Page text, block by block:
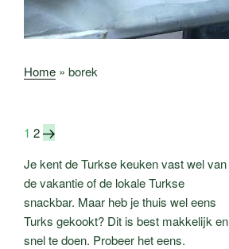
Home » borek
Berichten
paginering
Pagina
1 Pagina
2Volgende
Je kent de Turkse keuken vast wel van
de vakantie of de lokale Turkse
snackbar. Maar heb je thuis wel eens
Turks gekookt? Dit is best makkelijk en
snel te doen. Probeer het eens.